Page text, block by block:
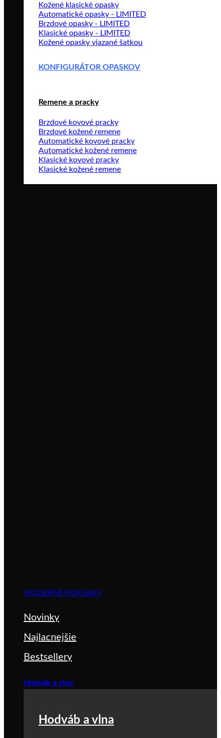
Kožené klasické opasky
Automatické opasky - LIMITED
Brzdové opasky - LIMITED
Klasické opasky - LIMITED
Kožené opasky viazané šatkou
KONFIGURÁTOR OPASKOV
Remene a pracky
Brzdové kovové pracky
Brzdové kožené remene
Automatické kovové pracky
Automatické kožené remene
Klasické kovové pracky
Klasické kožené remene
MODERNÉ RUKSAKY
Novinky
Najlacnejšie
Bestsellery
Hodváb a vlna
Hodváb a vlna